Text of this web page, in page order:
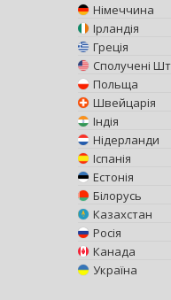
Німеччина
Ірландія
Греція
Польща
Швейцарія
Індія
Нідерланди
Іспанія
Естонія
Білорусь
Казахстан
Росія
Канада
Україна